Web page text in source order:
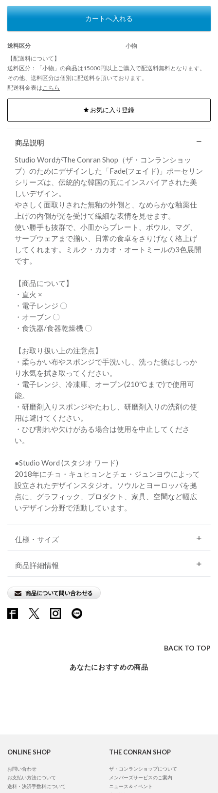
カートへ入れる
送料区分
小物
【配送料について】
送料区分：「小物」の商品は15000円以上ご購入で配送料無料となります。
その他、送料区分は個別に配送料を頂いております。
配送料金表は こちら
お気に入り登録
商品説明
Studio WordがThe Conran Shop（ザ・コンランショッ
プ）のためにデザインした「Fade(フェイド)」ポーセリン
シリーズは、伝統的な韓国の瓦にインスパイアされた美
しいデザイン。
やさしく面取りされた無釉の外側と、なめらかな釉薬仕
上げの内側が光を受けて繊細な表情を見せます。
使い勝手も抜群で、小皿からプレート、ボウル、マグ、
サーブウェアまで揃い、日常の食卓をさりげなく格上げ
してくれます。ミルク・カカオ・オートミールの3色展開
です。
【商品について】
・直火 ×
・電子レンジ 〇
・オーブン 〇
・食洗器/食器乾燥機 〇
【お取り扱い上の注意点】
・柔らかい布やスポンジで手洗いし、洗った後はしっか
り水気を拭き取ってください。
・電子レンジ、冷凍庫、オープン(210℃まで)で使用可
能。
・研磨剤入りスポンジやたわし、研磨剤入りの洗剤の使
用は避けてください。
・ひび割れや欠けがある場合は使用を中止してくださ
い。
●Studio Word (スタジオ ワード)
2018年にチョ・キュヒョンとチェ・ジュンヨウによって
設立されたデザインスタジオ。ソウルとヨーロッパを拠
点に、グラフィック、プロダクト、家具、空間など幅広
いデザイン分野で活動しています。
仕様・サイズ
商品詳細情報
BACK TO TOP
あなたにおすすめの商品
ONLINE SHOP
お問い合わせ
お支払い方法について
送料・決済手数料について
THE CONRAN SHOP
ザ・コンランショップについて
メンバーズサービスのご案内
ニュース＆イベント